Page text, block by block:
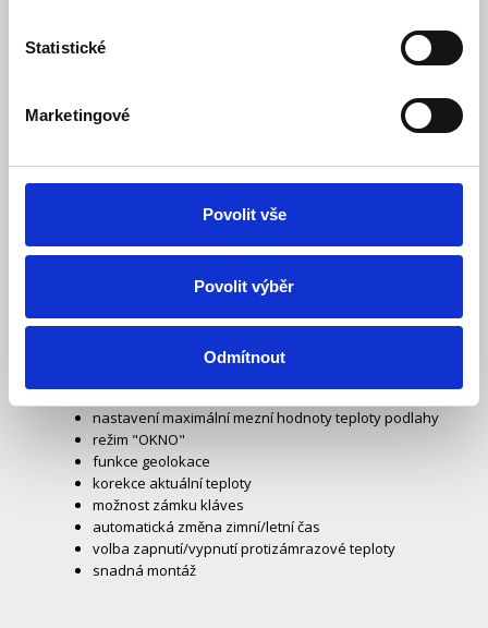
Statistické
Marketingové
Povolit vše
Povolit výběr
Odmítnout
elektrické sálavé panely
elektrické podlahové
podlahového topení.
iOS Aplikace pro iOS
Výhody PT740B-EI WIFI:
nastavitelná hystereze od 0,5°C do 5°C
nastavení teplotních programů s 6ti změnami na den
možnost připojení externího čidla(součást balení)
nastavení maximální mezní hodnoty teploty podlahy
režim "OKNO"
funkce geolokace
korekce aktuální teploty
možnost zámku kláves
automatická změna zimní/letní čas
volba zapnutí/vypnutí protizámrazové teploty
snadná montáž